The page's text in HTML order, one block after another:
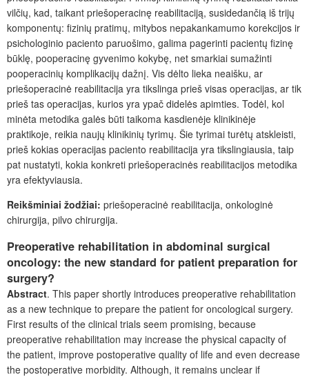
vilčių, kad, taikant priešoperacinę reabilitaciją, susidedančią iš trijų
komponentų: fizinių pratimų, mitybos nepakankamumo korekcijos ir
psichologinio paciento paruošimo, galima pagerinti pacientų fizinę
būklę, pooperacinę gyvenimo kokybę, net smarkiai sumažinti
pooperacinių komplikacijų dažnį. Vis dėlto lieka neaišku, ar
priešoperacinė reabilitacija yra tikslinga prieš visas operacijas, ar tik
prieš tas operacijas, kurios yra ypač didelės apimties. Todėl, kol
minėta metodika galės būti taikoma kasdienėje klinikinėje
praktikoje, reikia naujų klinikinių tyrimų. Šie tyrimai turėtų atskleisti,
prieš kokias operacijas paciento reabilitacija yra tikslingiausia, taip
pat nustatyti, kokia konkreti priešoperacinės reabilitacijos metodika
yra efektyviausia.
Reikšminiai žodžiai: priešoperacinė reabilitacija, onkologinė
chirurgija, pilvo chirurgija.
Preoperative rehabilitation in abdominal surgical
oncology: the new standard for patient preparation for
surgery?
Abstract. This paper shortly introduces preoperative rehabilitation
as a new technique to prepare the patient for oncological surgery.
First results of the clinical trials seem promising, because
preoperative rehabilitation may increase the physical capacity of
the patient, improve postoperative quality of life and even decrease
the postoperative morbidity. Although, it remains unclear if